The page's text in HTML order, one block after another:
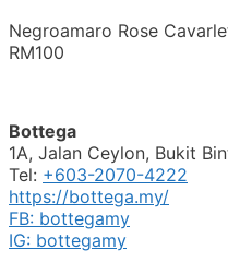
Negroamaro Rose
RM100
Bottega
1A, Jalan Ceylon, Bukit
Tel: +603-2070-4222
https://bottega.my/
FB: bottegamy
IG: bottegamy